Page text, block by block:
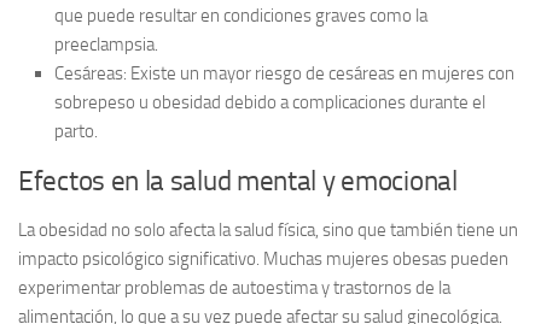
que puede resultar en condiciones graves como la
preeclampsia.
Cesáreas: Existe un mayor riesgo de cesáreas en mujeres con
sobrepeso u obesidad debido a complicaciones durante el
parto.
Efectos en la salud mental y emocional
La obesidad no solo afecta la salud física, sino que también tiene un
impacto psicológico significativo. Muchas mujeres obesas pueden
experimentar problemas de autoestima y trastornos de la
alimentación, lo que a su vez puede afectar su salud ginecológica.